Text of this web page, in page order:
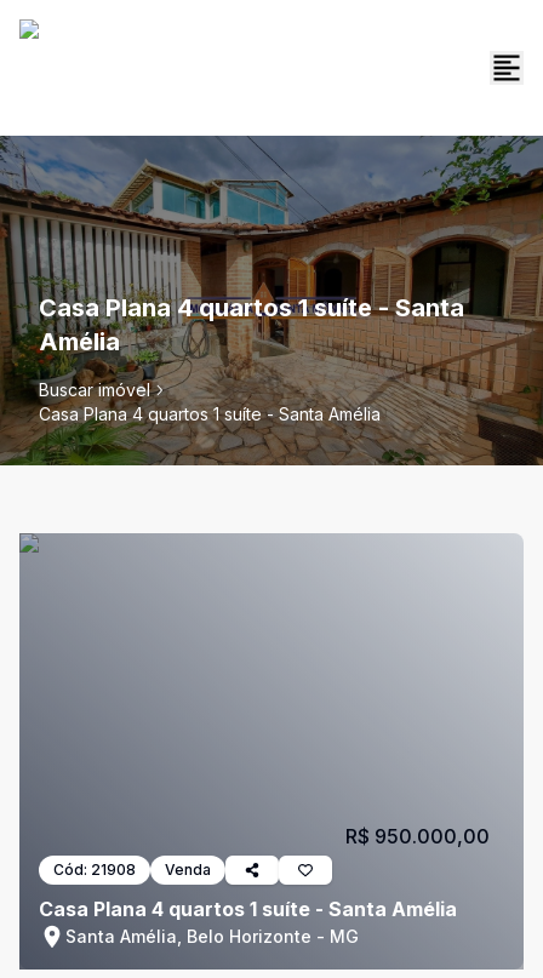
Casa Plana 4 quartos 1 suíte - Santa
Amélia
Buscar imóvel
Casa Plana 4 quartos 1 suíte - Santa Amélia
Cód: 21908 Venda
Casa Plana 4 quartos 1 suíte - Santa Amélia
Santa Amélia, Belo Horizonte - MG
R$ 950.000,00